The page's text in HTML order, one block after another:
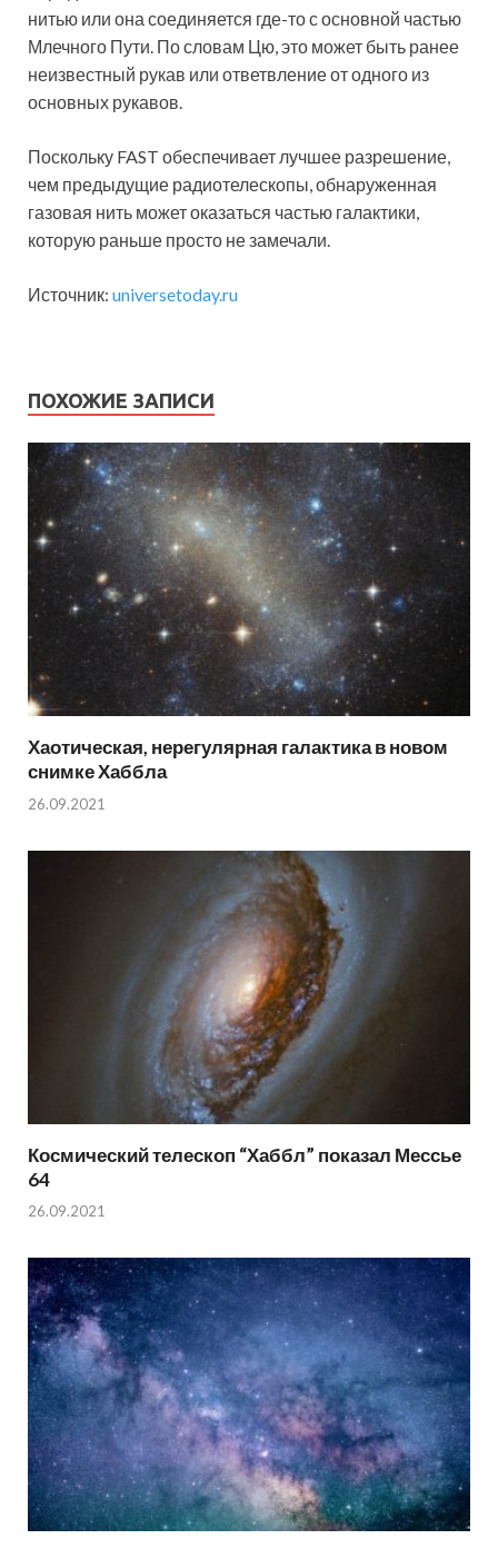
нитью или она соединяется где-то с основной частью
Млечного Пути. По словам Цю, это может быть ранее
неизвестный рукав или ответвление от одного из
основных рукавов.
Поскольку FAST обеспечивает лучшее разрешение,
чем предыдущие радиотелескопы, обнаруженная
газовая нить может оказаться частью галактики,
которую раньше просто не замечали.
Источник: universetoday.ru
ПОХОЖИЕ ЗАПИСИ
Хаотическая, нерегулярная галактика в новом
снимке Хаббла
26.09.2021
Космический телескоп “Хаббл” показал Мессье
64
26.09.2021